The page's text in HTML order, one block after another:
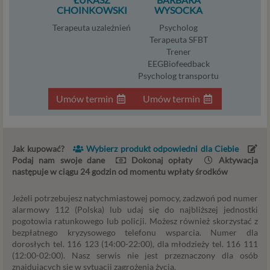
CHOINKOWSKI
Terapeuta uzależnień
Umów termin
WYSOCKA
Psycholog
Terapeuta SFBT
Trener
EEGBiofeedback
Psycholog transportu
Umów termin
Jak kupować?
Wybierz produkt odpowiedni dla Ciebie
Podaj nam swoje dane
Dokonaj opłaty
Aktywacja
następuje w ciągu 24 godzin od momentu wpłaty środków
Jeżeli potrzebujesz natychmiastowej pomocy, zadzwoń pod numer
alarmowy 112 (Polska) lub udaj się do najbliższej jednostki
pogotowia ratunkowego lub policji. Możesz również skorzystać z
bezpłatnego kryzysowego telefonu wsparcia. Numer dla
dorosłych tel. 116 123 (14:00-22:00), dla młodzieży tel. 116 111
(12:00-02:00). Nasz serwis nie jest przeznaczony dla osób
znajdujących się w sytuacji zagrożenia życia.
zidentyfikowanej lub możliwej do zidentyfikowania
osobie fizycznej. W przypadku korzystania z naszego
serwisu takimi danymi są np. adres e-mail, adres IP lub
Twoje dane w serwisie konsultacyjnym czy w innej
usłudze oferowanej przez Psychoradę. Dane osobowe
mogą być zapisywane w plikach cookies lub podobnych
technologiach (np. local storage) instalowanych przez nas
naszych usług.
Podstawa i cel przetwarzania
Przetwarzanie danych osobowych wymaga podstawy
prawnej. RODO przewiduje kilka rodzajów takich
podstaw prawnych dla przetwarzania danych, a w
przypadkach korzystania z naszych usług wystąpią, co do
zasady trzy z nich: